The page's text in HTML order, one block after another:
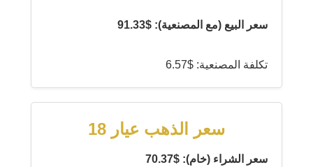
سعر البيع (مع المصنعية): $91.33
تكلفة المصنعية: $6.57
سعر الذهب عيار 18
سعر الشراء (خام): $70.37